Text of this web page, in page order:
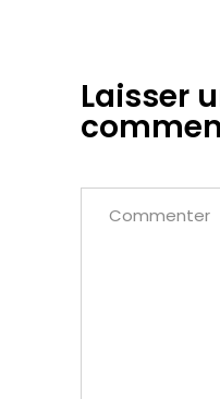
Laisser